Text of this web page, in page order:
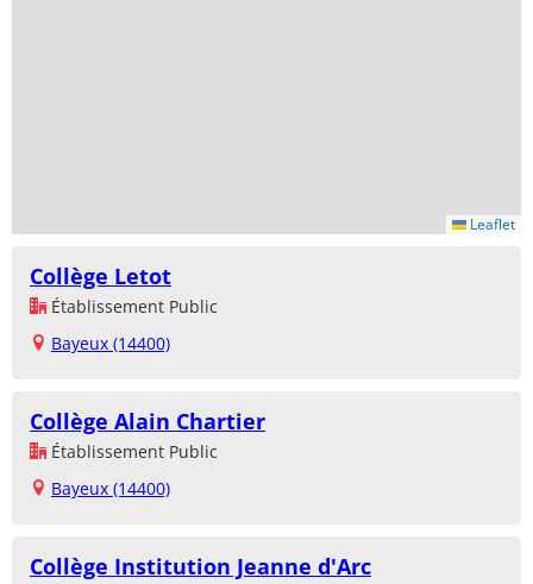
Leaflet
Collège Letot
Établissement Public
Bayeux (14400)
Collège Alain Chartier
Établissement Public
Bayeux (14400)
Collège Institution Jeanne d'Arc